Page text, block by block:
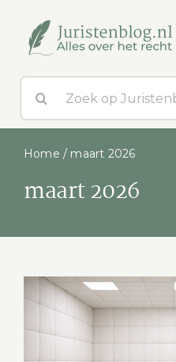
inhoud
Blogs
Over ons
Contact
naar:
Home / maart 2026
maart 2026